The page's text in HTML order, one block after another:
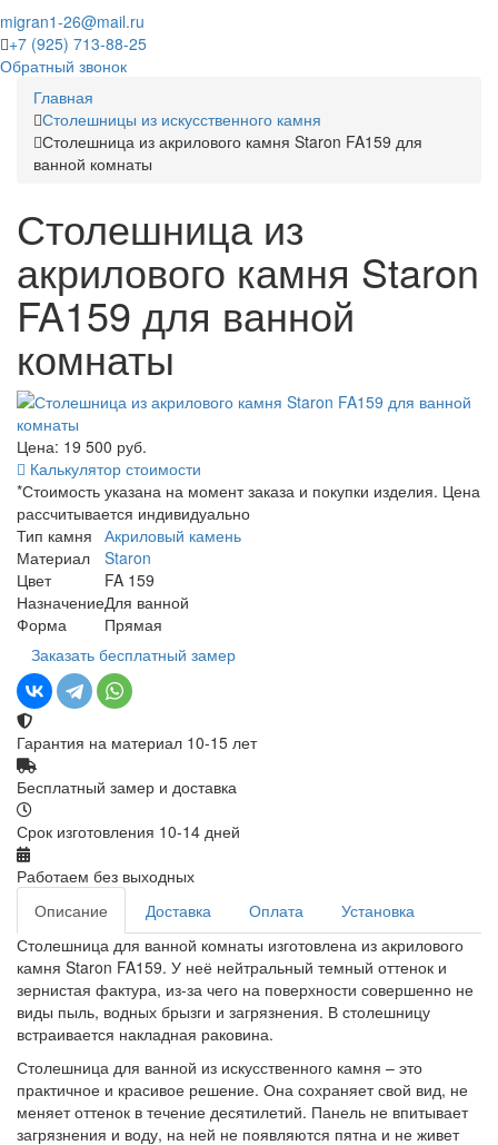
migran1-26@mail.ru
+7 (925) 713-88-25
Обратный звонок
Главная
Столешницы из искусственного камня
Столешница из акрилового камня Staron FA159 для
ванной комнаты
Столешница из
акрилового камня Staron
FA159 для ванной
комнаты
Цена: 19 500 руб.
Калькулятор стоимости
*Стоимость указана на момент заказа и покупки изделия. Цена
рассчитывается индивидуально
Тип камня Акриловый камень
Материал
Staron
Цвет
FA 159
НазначениеДля ванной
Форма
Прямая
Заказать бесплатный замер
Гарантия на материал 10-15 лет
Бесплатный замер и доставка
Срок изготовления 10-14 дней
Работаем без выходных
Описание
Доставка Оплата
Установка
Столешница для ванной комнаты изготовлена из акрилового
камня Staron FA159. У неё нейтральный темный оттенок и
зернистая фактура, из-за чего на поверхности совершенно не
виды пыль, водных брызги и загрязнения. В столешницу
встраивается накладная раковина.
Столешница для ванной из искусственного камня – это
практичное и красивое решение. Она сохраняет свой вид, не
меняет оттенок в течение десятилетий. Панель не впитывает
загрязнения и воду, на ней не появляются пятна и не живет